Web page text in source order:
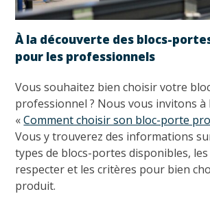
À la découverte des blocs-
pour les professionnels
Vous souhaitez bien choisir votre
professionnel ? Nous vous invitons
«Comment choisir son bloc-porte
Vous y trouverez des informations
types de blocs-portes disponibles, les
respecter et les critères pour bien
produit.